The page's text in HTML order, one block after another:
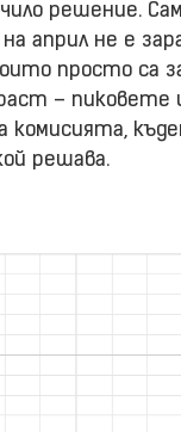
решение.
април не е
просто са
– пиковете
комисията,
решава.